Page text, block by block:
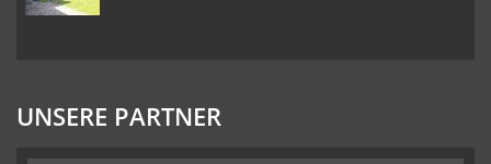
UNSERE PARTNER